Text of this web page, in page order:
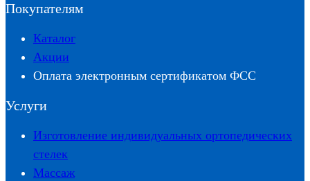
Покупателям
Каталог
Акции
Оплата электронным сертификатом ФСС
Услуги
Изготовление индивидуальных ортопедических
стелек
Массаж